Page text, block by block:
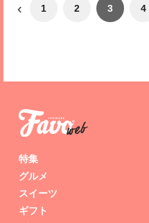
‹ 1 2 3 4
特集
グルメ
スイーツ
ギフト